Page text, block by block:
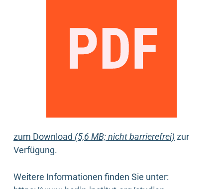
zum Download (5,6 MB; nicht barrierefrei) zur
Verfügung.
Weitere Informationen finden Sie unter: